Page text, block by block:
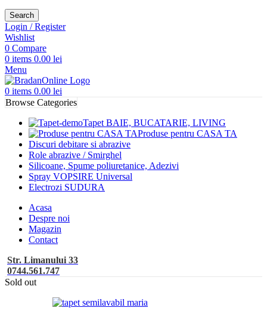
Search
Login / Register
Wishlist
0 Compare
0 items 0.00 lei
Menu
0 items 0.00 lei
Browse Categories
Tapet BAIE, BUCATARIE, LIVING
Produse pentru CASA TA
Discuri debitare si abrazive
Role abrazive / Smirghel
Silicoane, Spume poliuretanice, Adezivi
Spray VOPSIRE Universal
Electrozi SUDURA
Acasa
Despre noi
Magazin
Contact
Str. Limanului 33
0744.561.747
Sold out